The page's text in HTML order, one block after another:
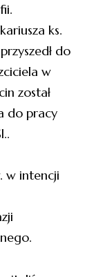
ks.
do
w
został
do pracy
w intencji